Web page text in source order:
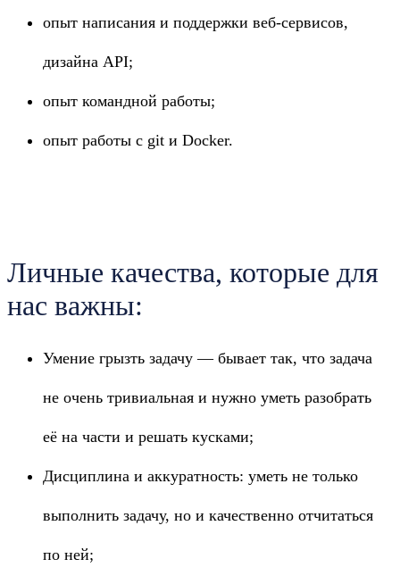
опыт написания и поддержки веб-сервисов,
дизайна API;
опыт командной работы;
опыт работы с git и Docker.
Личные качества, которые для
нас важны:
Умение грызть задачу — бывает так, что задача
не очень тривиальная и нужно уметь разобрать
её на части и решать кусками;
Дисциплина и аккуратность: уметь не только
выполнить задачу, но и качественно отчитаться
по ней;